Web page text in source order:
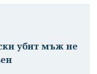
убит мъж не